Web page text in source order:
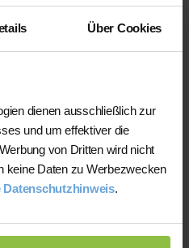
Über Cookies
dienen ausschließlich zur
und um effektiver die
von Dritten wird nicht
keine Daten zu Werbezwecken
Datenschutzhinweis.
und privater
vor der
werden.
Sie dabei,
zu Ihrem Bedarf
Wunsch bei der